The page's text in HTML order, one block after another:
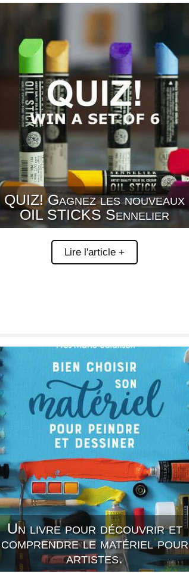
QUIZ! Gagnez les nouveaux
OIL STICKS Sennelier
Lire l'article +
Un livre pour découvrir et
comprendre le matériel pour
artistes.